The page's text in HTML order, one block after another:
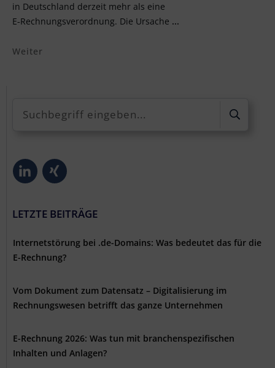
in Deutschland derzeit mehr als eine
E‑Rechnungsverordnung. Die Ursache ...
Weiter
LETZTE BEITRÄGE
Internetstörung bei .de-Domains: Was bedeutet das für die
E-Rechnung?
Vom Dokument zum Datensatz – Digitalisierung im
Rechnungswesen betrifft das ganze Unternehmen
E-Rechnung 2026: Was tun mit branchenspezifischen
Inhalten und Anlagen?